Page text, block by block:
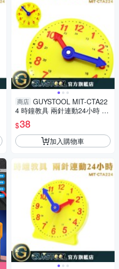
商店 GUYSTOOL MIT-CTA22
4 時鐘教具 兩針連動24小時 教
學時鐘 鐘錶模型 學習時間 2針
連動 時鐘模型
$38
加入購物車